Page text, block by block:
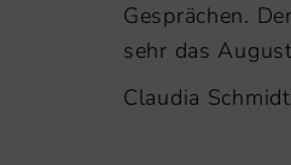
Gesprächen.
sehr das
Claudia Schmidt